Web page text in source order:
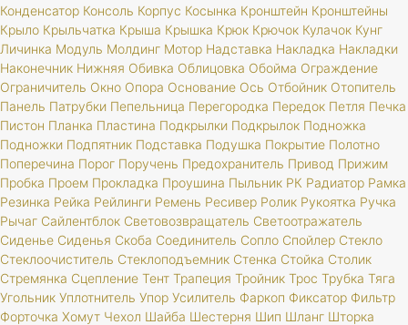
Конденсатор Консоль Корпус Косынка Кронштейн Кронштейны
Крыло Крыльчатка Крыша Крышка Крюк Крючок Кулачок Кунг
Личинка Модуль Молдинг Мотор Надставка Накладка Накладки
Наконечник Нижняя Обивка Облицовка Обойма Ограждение
Ограничитель Окно Опора Основание Ось Отбойник Отопитель
Панель Патрубки Пепельница Перегородка Передок Петля Печка
Пистон Планка Пластина Подкрылки Подкрылок Подножка
Подножки Подпятник Подставка Подушка Покрытие Полотно
Поперечина Порог Поручень Предохранитель Привод Прижим
Пробка Проем Прокладка Проушина Пыльник РК Радиатор Рамка
Резинка Рейка Рейлинги Ремень Ресивер Ролик Рукоятка Ручка
Рычаг Сайлентблок Световозвращатель Светоотражатель
Сиденье Сиденья Скоба Соединитель Сопло Спойлер Стекло
Стеклоочиститель Стеклоподъемник Стенка Стойка Столик
Стремянка Сцепление Тент Трапеция Тройник Трос Трубка Тяга
Угольник Уплотнитель Упор Усилитель Фаркоп Фиксатор Фильтр
Форточка Хомут Чехол Шайба Шестерня Шип Шланг Шторка